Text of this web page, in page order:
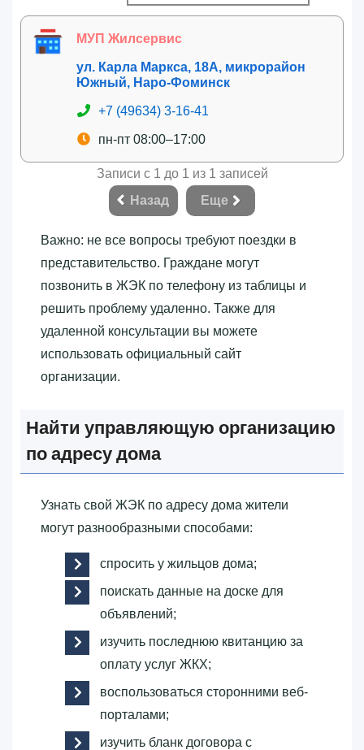
МУП Жилсервис
ул. Карла Маркса, 18А, микрорайон
Южный, Наро-Фоминск
+7 (49634) 3-16-41
пн-пт 08:00–17:00
Записи с 1 до 1 из 1 записей
Назад
Еще
Важно: не все вопросы требуют поездки в
представительство. Граждане могут
позвонить в ЖЭК по телефону из таблицы и
решить проблему удаленно. Также для
удаленной консультации вы можете
использовать официальный сайт
организации.
Найти управляющую организацию
по адресу дома
Узнать свой ЖЭК по адресу дома жители
могут разнообразными способами:
спросить у жильцов дома;
поискать данные на доске для
объявлений;
изучить последнюю квитанцию за
оплату услуг ЖКХ;
воспользоваться сторонними веб-
порталами;
изучить бланк договора с